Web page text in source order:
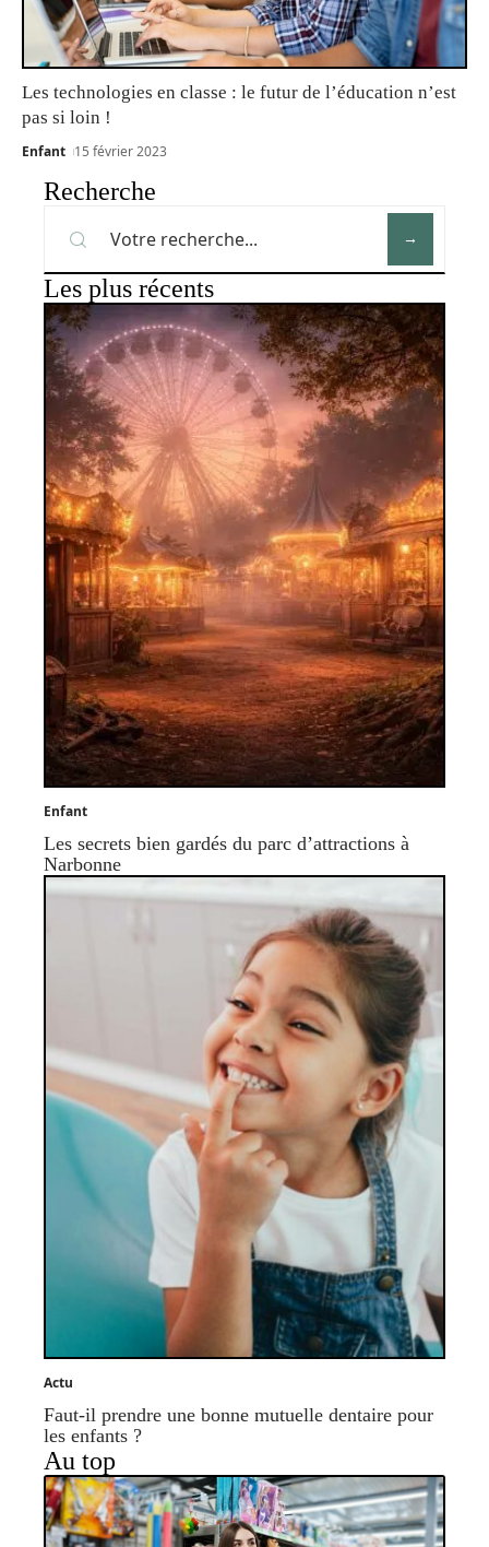
Les technologies en classe : le futur de l’éducation n’est
pas si loin !
Enfant 15 février 2023
Recherche
Les plus récents
Enfant
Les secrets bien gardés du parc d’attractions à
Narbonne
Actu
Faut-il prendre une bonne mutuelle dentaire pour
les enfants ?
Au top